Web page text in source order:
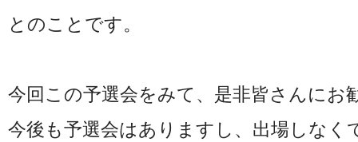
とのことです。
今回この予選会をみて、是非皆さんにお
今後も予選会はありますし、出場しなく